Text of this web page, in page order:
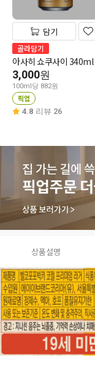
담기
골라담기
아사히 쇼쿠사이 340ml
3,000원
100ml당 882원
픽업
4.8 리뷰 26
상품설명